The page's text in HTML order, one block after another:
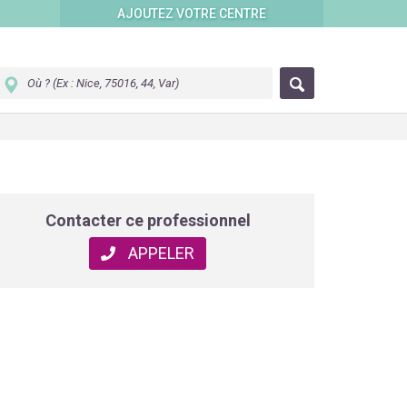
AJOUTEZ VOTRE CENTRE
Contacter ce professionnel
APPELER